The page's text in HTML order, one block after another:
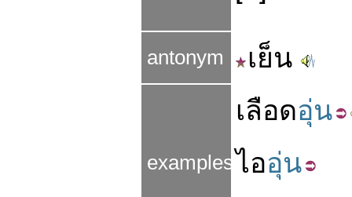
antonym เย็น
examples
เลือดอุ่น
ไออุ่น